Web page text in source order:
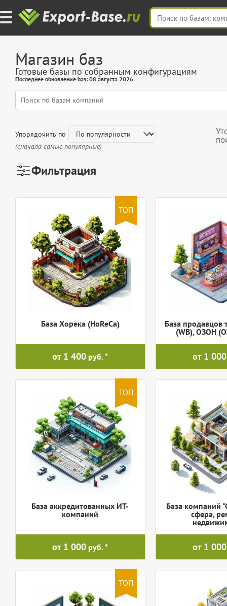
Магазин баз
Готовые базы по собранным конфигурациям
Последнее обновление баз: 08 августа 2026
Упорядочить по
(сначала самые популярные)
Фильтрация
ТОП
База Хорека (HoReCa)
от 1 400 руб.
База продавцов
(WB), ОЗОН
от 1 000
ТОП
База аккредитованных ИТ-
компаний
от 1 000 руб.
База компаний
сфера,
от 1 000
ТОП